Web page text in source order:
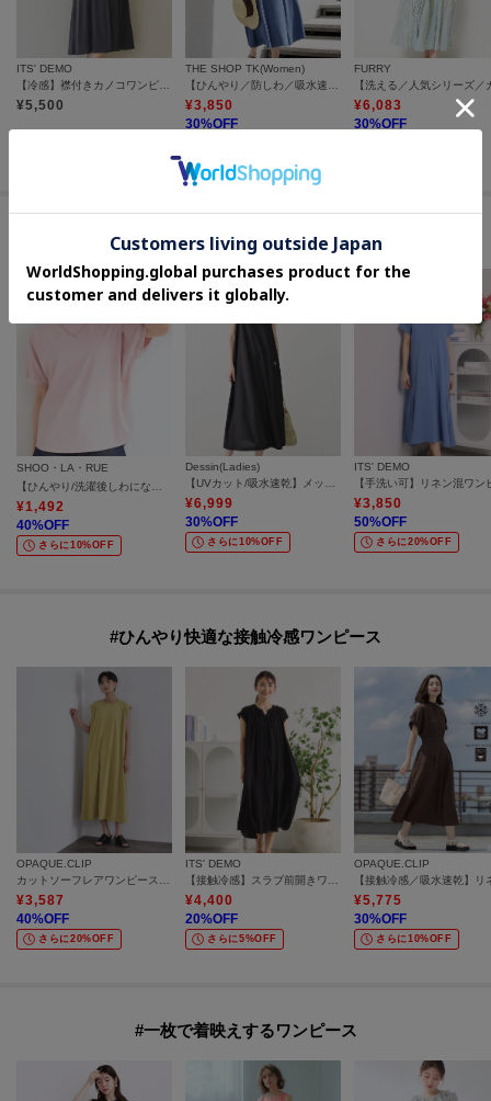
ITS' DEMO
【冷感】襟付きカノコワンピース
¥5,500
THE SHOP TK(Women)
【ひんやり／防しわ／吸水速乾／UV】美しさを1日中キープ ノースリーブフレアワンピース
¥3,850
30%OFF
FURRY
¥6,083
30%OFF
セールアイテムからのおすすめ
SHOO・LA・RUE
¥1,492
40%OFF
さらに10%OFF
Dessin(Ladies)
¥6,999
30%OFF
さらに10%OFF
ITS' DEMO
¥3,850
50%OFF
さらに20%OFF
#ひんやり快適な接触冷感ワンピース
OPAQUE.CLIP
カットソーフレアワンピース【接触冷感／洗濯機洗い可】
¥3,587
40%OFF
さらに20%OFF
ITS' DEMO
【接触冷感】スラブ前開きワンピース
¥4,400
20%OFF
さらに5%OFF
OPAQUE.CLIP
¥5,775
30%OFF
さらに10%OFF
#一枚で着映えするワンピース